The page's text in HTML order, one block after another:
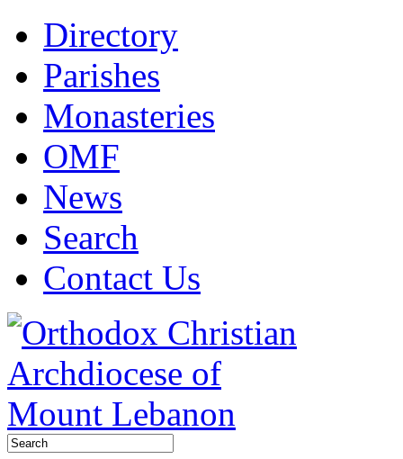
Directory
Parishes
Monasteries
OMF
News
Search
Contact Us